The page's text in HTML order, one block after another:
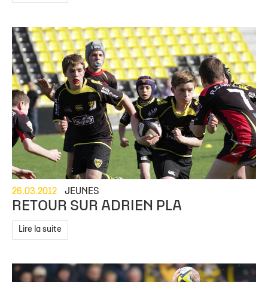
26.03.2012 JEUNES
RETOUR SUR ADRIEN PLA
Lire la suite